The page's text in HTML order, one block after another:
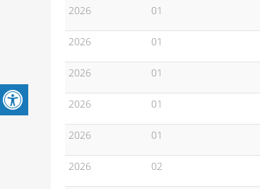
2026
01
2026 01
2026 01
2026 01
2026 01
2026 02